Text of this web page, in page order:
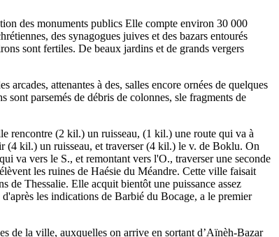
des monuments publics Elle compte environ 30 000
des synagogues juives et des bazars entourés
sont fertiles. De beaux jardins et de grands vergers
attenantes à des, salles encore ornées de quelques
parsemés de débris de colonnes, sle fragments de
rencontre (2 kil.) un ruisseau, (1 kil.) une route qui va à
(4 kil.) un ruisseau, et traverser (4 kil.) le v. de Boklu. On
va vers le S., et remontant vers l'O., traverser une seconde
les ruines de Haésie du Méandre. Cette ville faisait
de Thessalie. Elle acquit bientôt une puissance assez
les indications de Barbié du Bocage, a le premier
de la ville, auxquelles on arrive en sortant d’Aïnèh-Bazar